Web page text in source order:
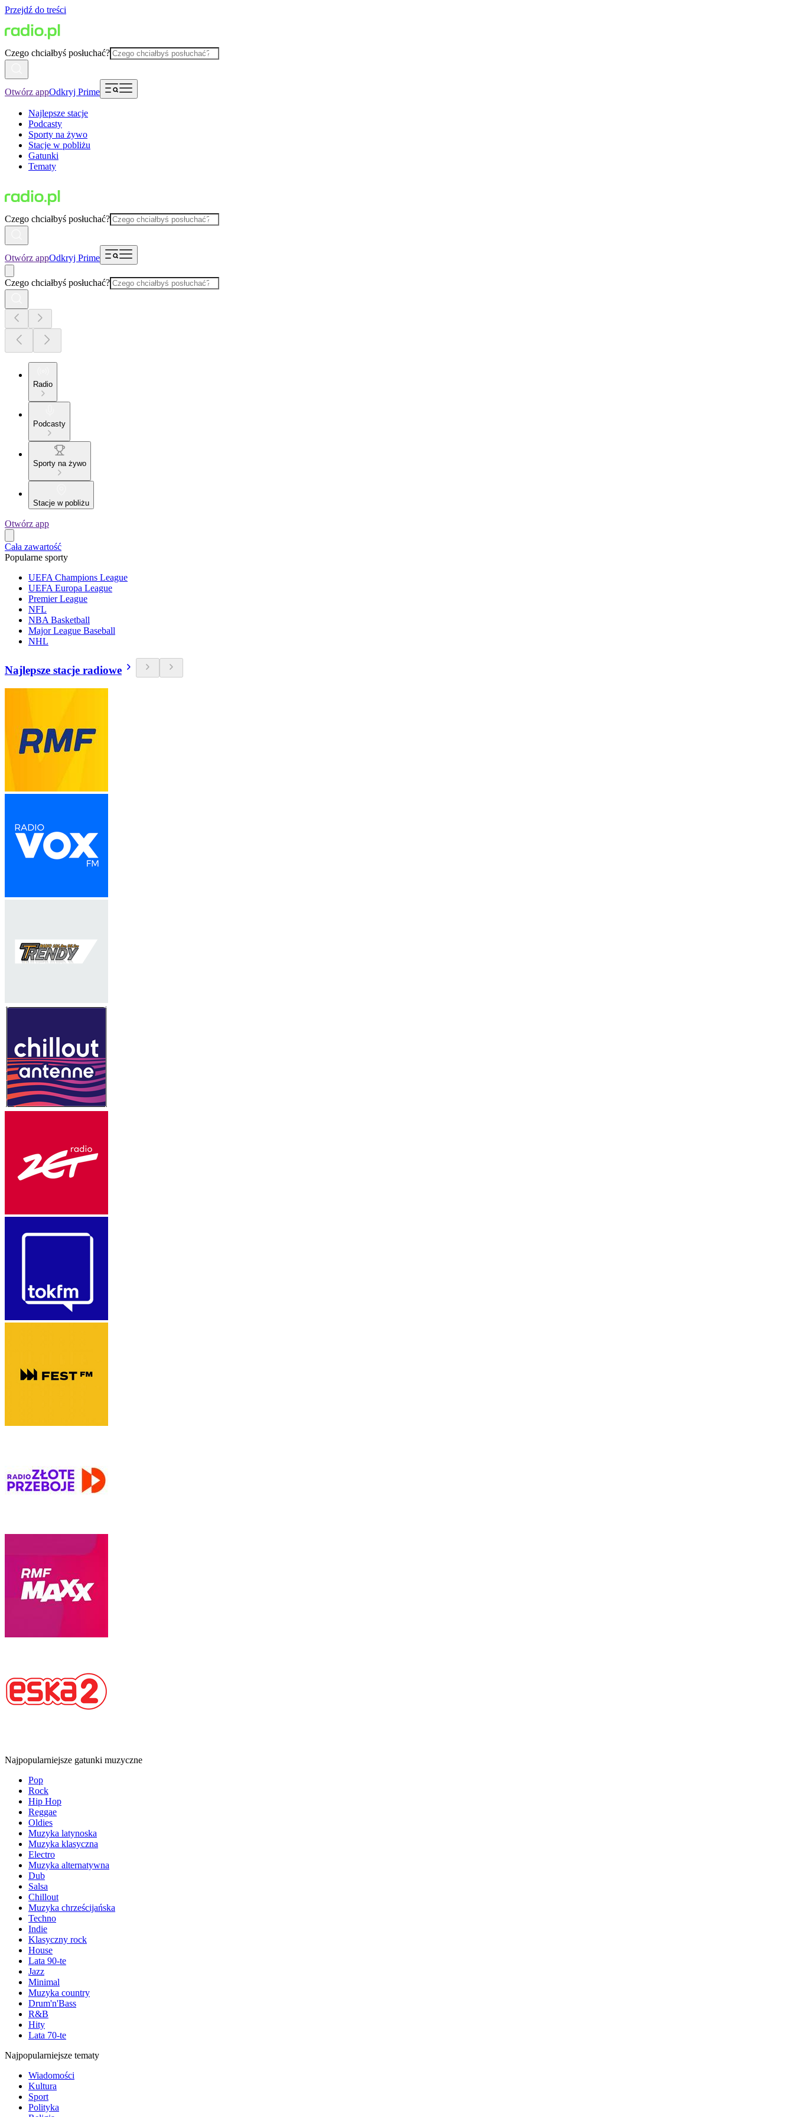
Przejdź do treści
Czego chciałbyś posłuchać?
Otwórz appOdkryj Prime
Najlepsze stacje
Podcasty
Sporty na żywo
Stacje w pobliżu
Gatunki
Tematy
Czego chciałbyś posłuchać?
Otwórz appOdkryj Prime
Czego chciałbyś posłuchać?
Radio
Podcasty
Sporty na żywo
Stacje w pobliżu
Otwórz app
Cała zawartość
Popularne sporty
UEFA Champions League
UEFA Europa League
Premier League
NFL
NBA Basketball
Major League Baseball
NHL
Najlepsze stacje radiowe
Najpopularniejsze gatunki muzyczne
Pop
Rock
Hip Hop
Reggae
Oldies
Muzyka latynoska
Muzyka klasyczna
Electro
Muzyka alternatywna
Dub
Salsa
Chillout
Muzyka chrześcijańska
Techno
Indie
Klasyczny rock
House
Lata 90-te
Jazz
Minimal
Muzyka country
Drum'n'Bass
R&B
Hity
Lata 70-te
Najpopularniejsze tematy
Wiadomości
Kultura
Sport
Polityka